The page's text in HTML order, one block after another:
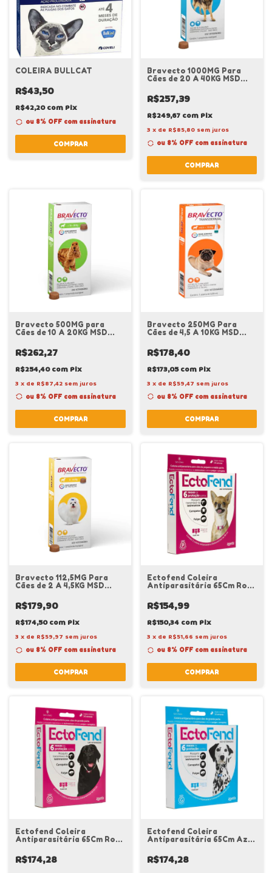
COLEIRA BULLCAT
R$43,50
R$42,20com Pix
ou 8% OFF com assinatura
COMPRAR
Bravecto 1000MG Para
Cães de 20 A 40KG MSD
R$257,39
R$249,67 com Pix
3 x de R$85,80 sem juros
ou 8% OFF com assinatura
COMPRAR
Bravecto 500MG para
Cães de 10 A 20KG MSD
R$262,27
R$254,40com Pix
3 x de R$87,42 sem juros
ou 8% OFF com assinatura
COMPRAR
Bravecto 250MG Para
Cães de 4,5 A 10KG MSD
R$178,40
R$173,05com Pix
3 x de R$59,47 sem juros
ou 8% OFF com assinatura
COMPRAR
Bravecto 112,5MG Para
Cães de 2 A 4,5KG MSD
R$179,90
R$174,50com Pix
3 x de R$59,97 sem juros
ou 8% OFF com assinatura
COMPRAR
Ectofend Coleira
Antiparasitária 65Cm Rosa
R$154,99
R$150,34 com Pix
3 x de R$51,66 sem juros
ou 8% OFF com assinatura
COMPRAR
Ectofend Coleira
Antiparasitária 65Cm Rosa
R$174,28
Ectofend Coleira
Antiparasitária 65Cm Azul
R$174,28